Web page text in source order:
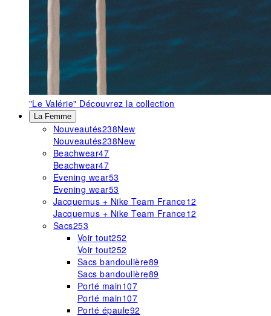
"Le Valérie" Découvrez la collection
La Femme
Nouveautés238New
Nouveautés238New
Beachwear47
Beachwear47
Evening wear53
Evening wear53
Jacquemus + Nike Team France12
Jacquemus + Nike Team France12
Sacs253
Voir tout252
Voir tout252
Sacs bandoulière89
Sacs bandoulière89
Porté main107
Porté main107
Porté épaule92